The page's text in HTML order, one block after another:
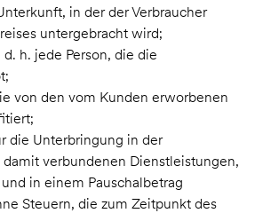
in der der Verbraucher
untergebracht wird;
h. jede Person, die die
von den vom Kunden erworbenen
die Unterbringung in der
verbundenen Dienstleistungen,
in einem Pauschalbetrag
Steuern, die zum Zeitpunkt des